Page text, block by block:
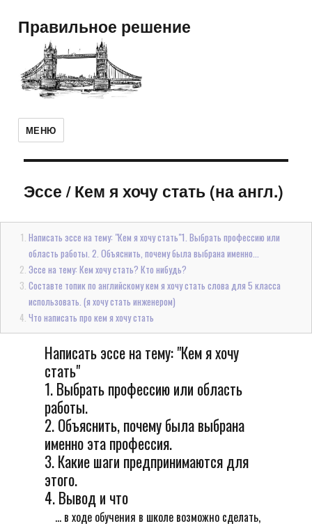
Правильное решение
МЕНЮ
Эссе/Кем я хочу стать (на англ.)
Написать эссе на тему: "Кем я хочу стать"1. Выбрать профессию или
область работы. 2. Объяснить, почему была выбрана именно...
Эссе на тему: Кем хочу стать? Кто нибудь?
Составте топик по английскому кем я хочу стать слова для 5 класса
использовать. (я хочу стать инженером)
Что написать про кем я хочу стать
Написать эссе на тему: "Кем я хочу
стать"
1. Выбрать профессию или область
работы.
2. Объяснить, почему была выбрана
именно эта профессия.
3. Какие шаги предпринимаются для
этого.
4. Вывод и что
... в ходе обучения в школе возможно сделать,